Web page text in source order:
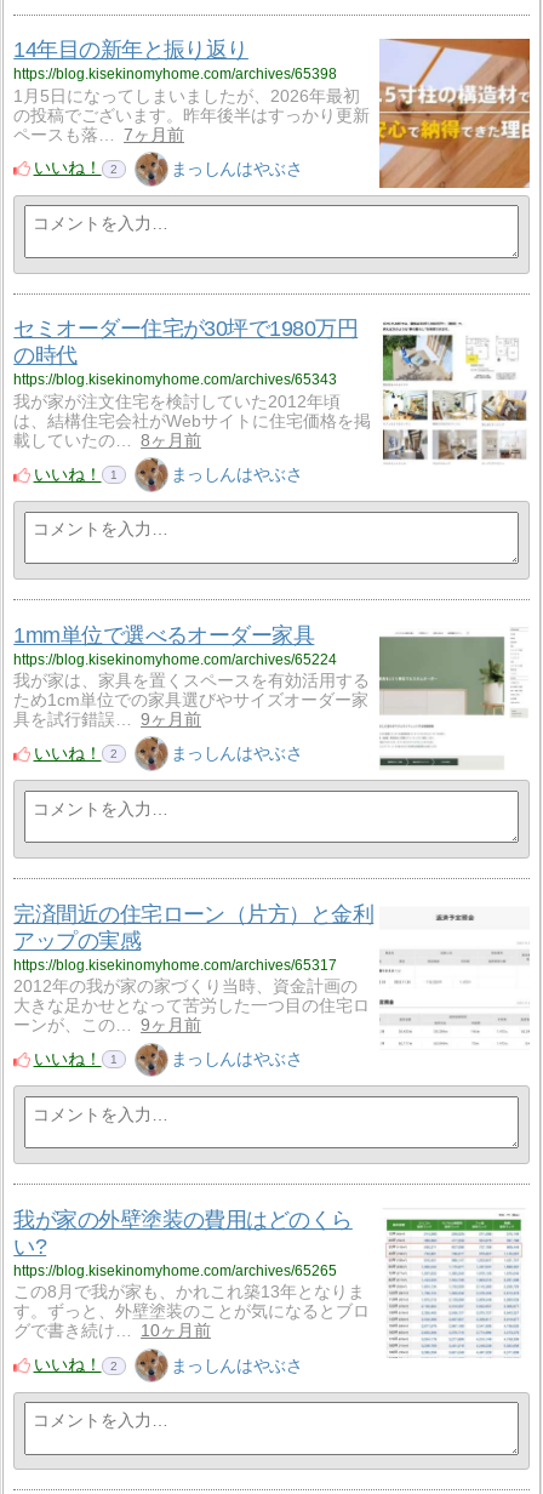
14年目の新年と振り返り
https://blog.kisekinomyhome.com/archives/65398
1月5日になってしまいましたが、2026年最初
の投稿でございます。昨年後半はすっかり更新
ペースも落…
7ヶ月前
いいね！
2 まっしんはやぶさ
セミオーダー住宅が30坪で1980万円
の時代
https://blog.kisekinomyhome.com/archives/65343
我が家が注文住宅を検討していた2012年頃
は、結構住宅会社がWebサイトに住宅価格を掲
載していたの…
8ヶ月前
いいね！
1 まっしんはやぶさ
1mm単位で選べるオーダー家具
https://blog.kisekinomyhome.com/archives/65224
我が家は、家具を置くスペースを有効活用する
ため1cm単位での家具選びやサイズオーダー家
具を試行錯誤…
9ヶ月前
いいね！
2 まっしんはやぶさ
完済間近の住宅ローン（片方）と金利
アップの実感
https://blog.kisekinomyhome.com/archives/65317
2012年の我が家の家づくり当時、資金計画の
大きな足かせとなって苦労した一つ目の住宅ロ
ーンが、この…
9ヶ月前
いいね！
1 まっしんはやぶさ
我が家の外壁塗装の費用はどのくら
い?
https://blog.kisekinomyhome.com/archives/65265
この8月で我が家も、かれこれ築13年となりま
す。ずっと、外壁塗装のことが気になるとブロ
グで書き続け…
10ヶ月前
いいね！
2 まっしんはやぶさ